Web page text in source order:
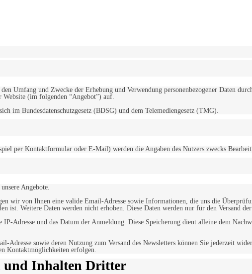
Umfang und Zwecke der Erhebung und Verwendung personenbezogener
(im folgenden “Angebot”) auf.
im Bundesdatenschutzgesetz (BDSG) und dem Telemediengesetz (TMG).
per Kontaktformular oder E-Mail) werden die Angaben des Nutzers zwecks
Angebote.
wir von Ihnen eine valide Email-Adresse sowie Informationen, die uns die
ist. Weitere Daten werden nicht erhoben. Diese Daten werden nur für den Versand
Adresse und das Datum der Anmeldung. Diese Speicherung dient alleine dem
Adresse sowie deren Nutzung zum Versand des Newsletters können Sie jederzeit
Kontaktmöglichkeiten erfolgen.
und Inhalten Dritter